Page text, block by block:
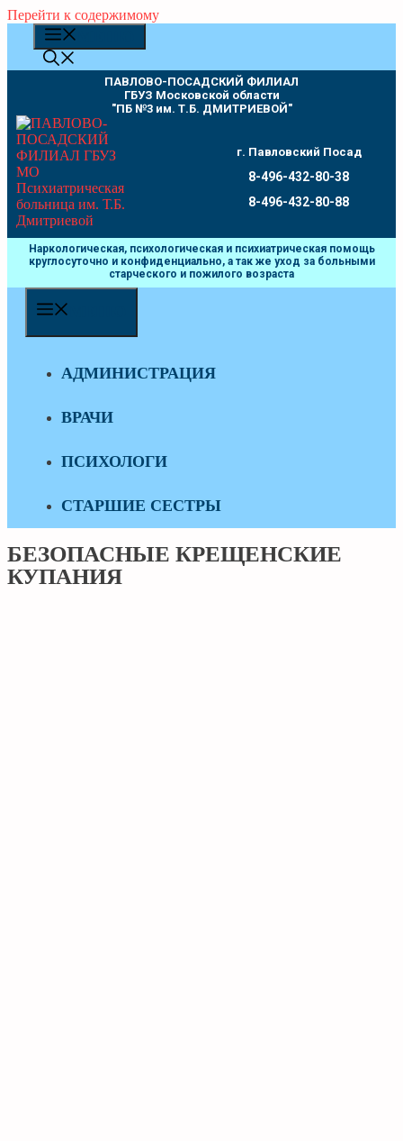
Перейти к содержимому
ПАВЛОВО-ПОСАДСКИЙ ФИЛИАЛ
ГБУЗ Московской области
"ПБ №3 им. Т.Б. ДМИТРИЕВОЙ"
г. Павловский Посад
8-496-432-80-38
8-496-432-80-88
Наркологическая, психологическая и психиатрическая помощь
круглосуточно и конфиденциально, а так же уход за больными
старческого и пожилого возраста
АДМИНИСТРАЦИЯ
ВРАЧИ
ПСИХОЛОГИ
СТАРШИЕ СЕСТРЫ
БЕЗОПАСНЫЕ КРЕЩЕНСКИЕ
КУПАНИЯ